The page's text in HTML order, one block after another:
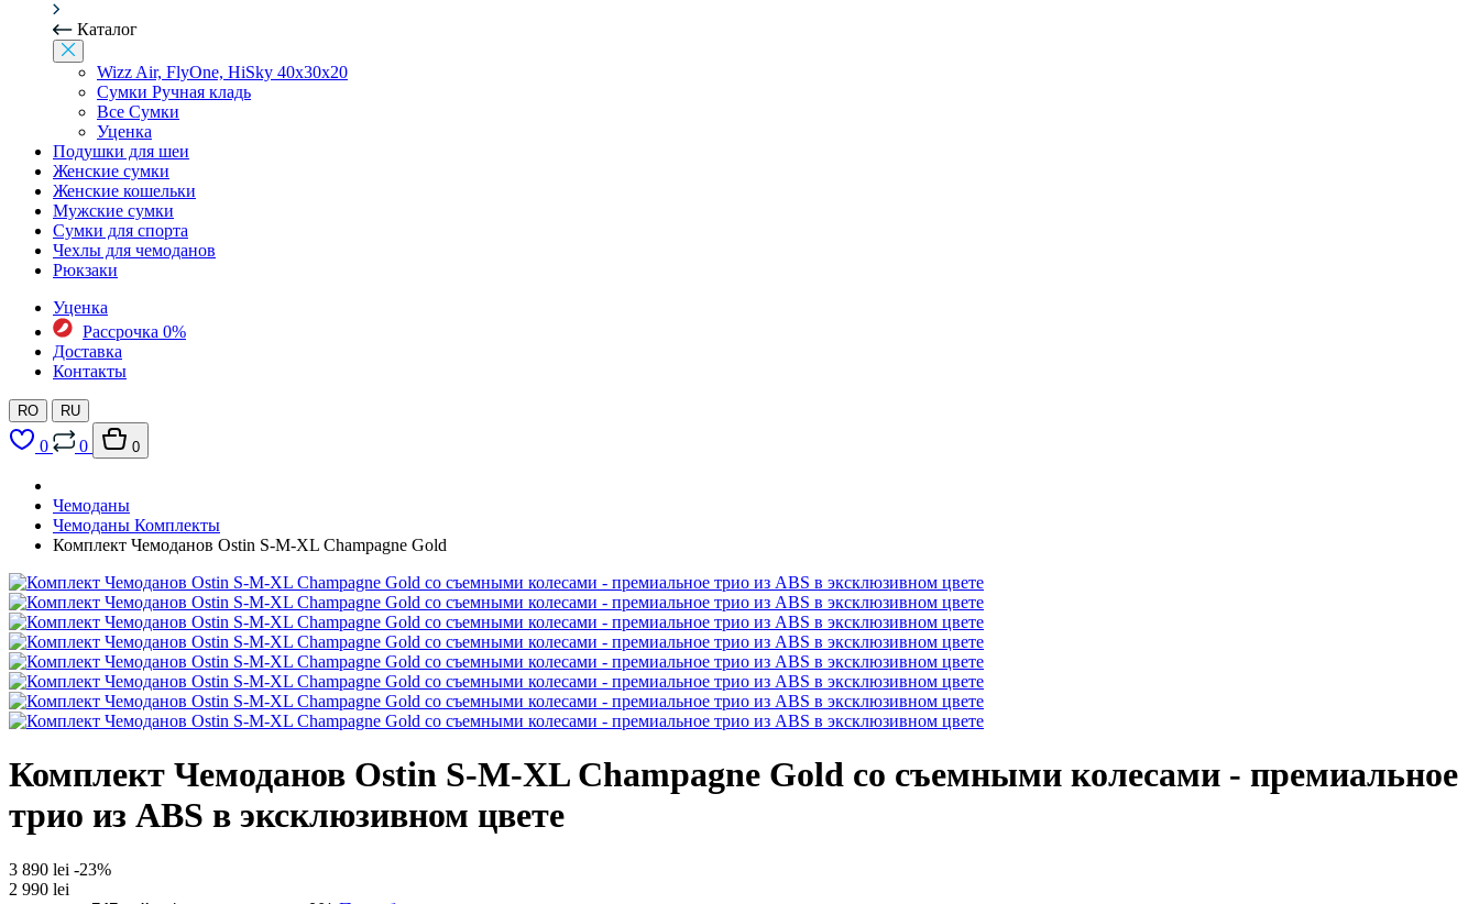
Каталог
Wizz Air, FlyOne, HiSky 40x30x20
Сумки Ручная кладь
Все Сумки
Уценка
Подушки для шеи
Женские сумки
Женские кошельки
Мужские сумки
Сумки для спорта
Чехлы для чемоданов
Рюкзаки
Уценка
Рассрочка 0%
Доставка
Контакты
RO RU
0 0 0
Чемоданы
Чемоданы Комплекты
Комплект Чемоданов Ostin S-M-XL Champagne Gold
Комплект Чемоданов Ostin S-M-XL Champagne Gold со съемными колесами - премиальное
трио из ABS в эксклюзивном цвете
3 890 lei -23%
2 990 lei